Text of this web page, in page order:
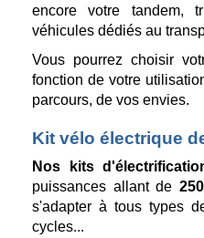
encore votre
tandem,
véhicules dédiés au
Vous pourrez choisir
fonction de votre
parcours, de vos envies.
Kit vélo électrique
Nos kits
puissances allant de
s'adapter à tous types
cycles...